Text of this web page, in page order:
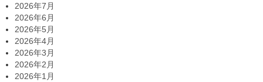
2026年7月
2026年6月
2026年5月
2026年4月
2026年3月
2026年2月
2026年1月